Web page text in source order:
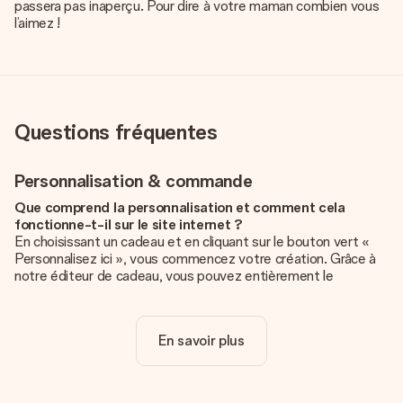
passera pas inaperçu. Pour dire à votre maman combien vous
l’aimez !
Questions fréquentes
Personnalisation & commande
Que comprend la personnalisation et comment cela
fonctionne-t-il sur le site internet ?
En choisissant un cadeau et en cliquant sur le bouton vert «
Personnalisez ici », vous commencez votre création. Grâce à
notre éditeur de cadeau, vous pouvez entièrement le
unique pour ajouter une touche finale à votre cadeau.
La personnalisation est-elle comprise dans le prix ?
En savoir plus